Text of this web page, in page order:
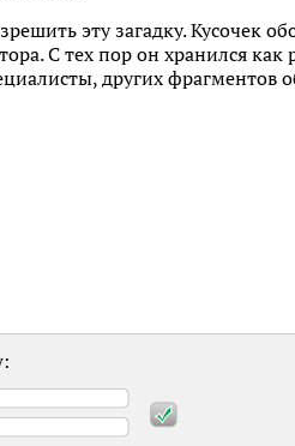
эту загадку. Кусочек
С тех пор он хранился
других фрагментов